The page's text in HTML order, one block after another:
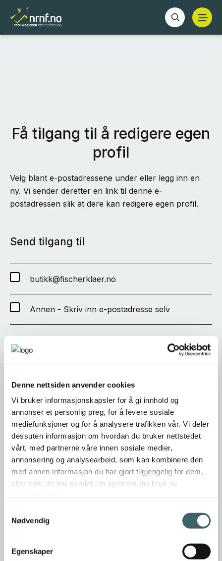
Denne nettsiden anvender cookies
Vi bruker informasjonskapsler for å gi innhold og
annonser et personlig preg, for å levere sosiale
mediefunksjoner og for å analysere trafikken vår. Vi deler
dessuten informasjon om hvordan du bruker nettstedet
vårt, med partnerne våre innen sosiale medier,
annonsering og analysearbeid, som kan kombinere den
med annen informasjon du har gjort tilgjengelig for dem,
eller som de har samlet inn gjennom din bruk av
Nødvendig
Egenskaper
Få tilgang til å redigere egen
profil
Velg blant e-postadressene under eller legg inn en
ny. Vi sender deretter en link til denne e-
postadressen slik at dere kan redigere egen profil.
Send tilgang til
butikk@fischerklaer.no
Annen - Skriv inn e-postadresse selv